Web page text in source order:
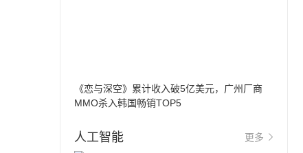
《恋与深空》累计收入破5亿美元，广州厂商
MMO杀入韩国畅销TOP5
人工智能 更多